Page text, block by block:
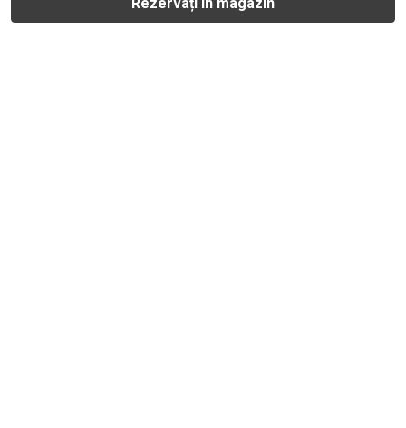
Rezervați în magazin